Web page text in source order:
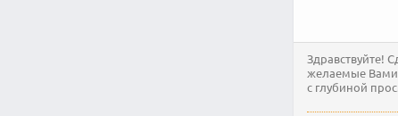
Здравствуйте!
желаемые Вами
с глубиной